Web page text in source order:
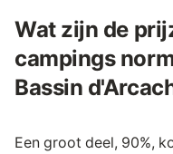
Wat zijn de
campings
Bassin
Een groot deel, 90%,